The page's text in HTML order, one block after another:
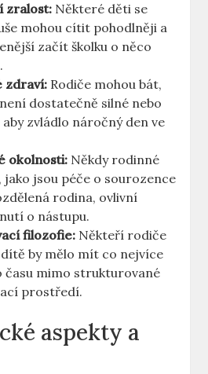
zralost: Některé děti se
mohou cítit pohodlněji a
začít školku o něco
zdraví: Rodiče mohou bát,
dostatečně silné nebo
zvládlo náročný den ve
okolnosti: Někdy rodinné
jako jsou péče o sourozence
rodina, ovlivní
o nástupu.
filozofie: Někteří rodiče
by mělo mít co nejvíce
času mimo strukturované
prostředí.
aspekty a